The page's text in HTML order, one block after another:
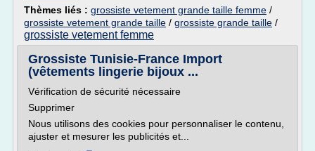
Thèmes liés : grossiste vetement grande taille femme /
grossiste vetement grande taille / grossiste grande taille /
grossiste vetement femme
Grossiste Tunisie-France Import
(vêtements lingerie bijoux ...
Vérification de sécurité nécessaire
Supprimer
Nous utilisons des cookies pour personnaliser le contenu,
ajuster et mesurer les publicités et...